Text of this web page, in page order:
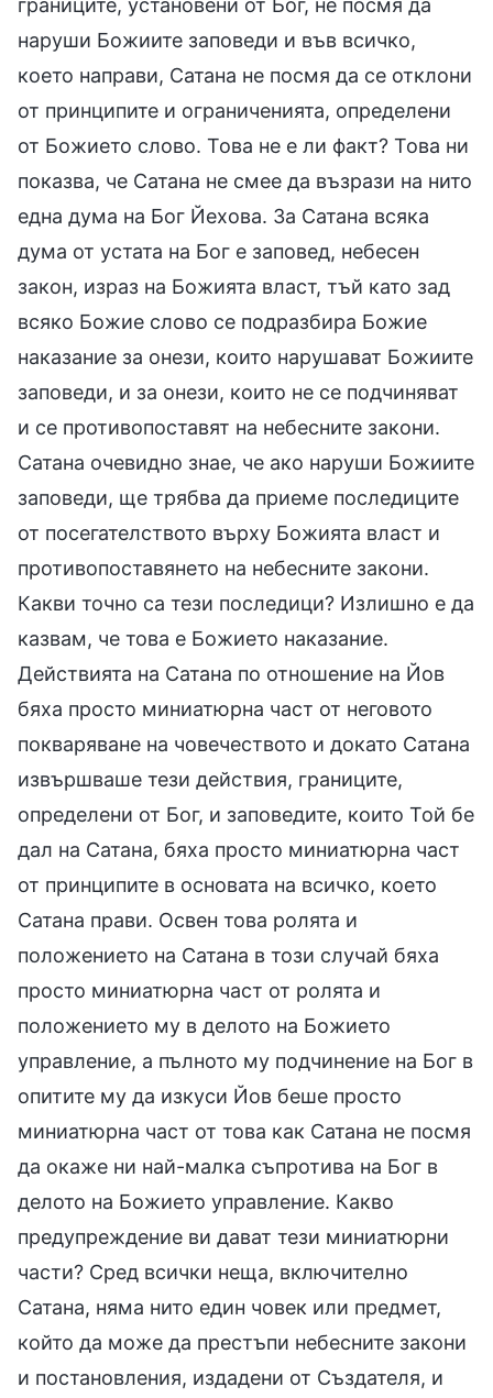
границите, установени от Бог, не посмя да
наруши Божиите заповеди и във всичко,
което направи, Сатана не посмя да се отклони
от принципите и ограниченията, определени
от Божието слово. Това не е ли факт? Това ни
показва, че Сатана не смее да възрази на нито
една дума на Бог Йехова. За Сатана всяка
дума от устата на Бог е заповед, небесен
закон, израз на Божията власт, тъй като зад
всяко Божие слово се подразбира Божие
наказание за онези, които нарушават Божиите
заповеди, и за онези, които не се подчиняват
и се противопоставят на небесните закони.
Сатана очевидно знае, че ако наруши Божиите
заповеди, ще трябва да приеме последиците
от посегателството върху Божията власт и
противопоставянето на небесните закони.
Какви точно са тези последици? Излишно е да
казвам, че това е Божието наказание.
Действията на Сатана по отношение на Йов
бяха просто миниатюрна част от неговото
покваряване на човечеството и докато Сатана
извършваше тези действия, границите,
определени от Бог, и заповедите, които Той бе
дал на Сатана, бяха просто миниатюрна част
от принципите в основата на всичко, което
Сатана прави. Освен това ролята и
положението на Сатана в този случай бяха
просто миниатюрна част от ролята и
положението му в делото на Божието
управление, а пълното му подчинение на Бог в
опитите му да изкуси Йов беше просто
миниатюрна част от това как Сатана не посмя
да окаже ни най-малка съпротива на Бог в
делото на Божието управление. Какво
предупреждение ви дават тези миниатюрни
части? Сред всички неща, включително
Сатана, няма нито един човек или предмет,
който да може да престъпи небесните закони
и постановления, издадени от Създателя, и